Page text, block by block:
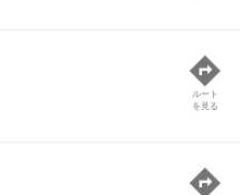
ルート
を見る